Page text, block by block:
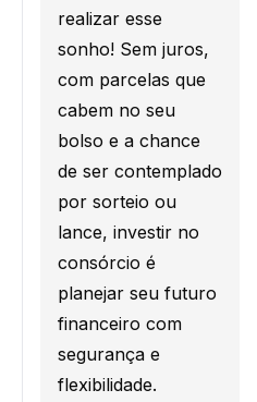
realizar esse
sonho! Sem juros,
com parcelas que
cabem no seu
bolso e a chance
de ser contemplado
por sorteio ou
lance, investir no
consórcio é
planejar seu futuro
financeiro com
segurança e
flexibilidade.